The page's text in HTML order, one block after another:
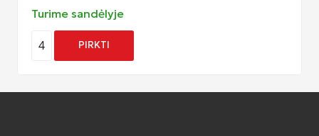
Turime sandėlyje
4 PIRKTI